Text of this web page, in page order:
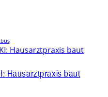
Hausarztpraxis baut